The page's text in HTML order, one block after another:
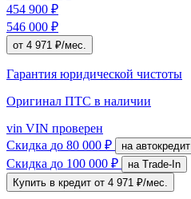
454 900 ₽
546 000 ₽
от 4 971 ₽/мес.
Гарантия юридической чистоты
Оригинал ПТС в наличии
vin VIN проверен
Скидка до 80 000 ₽ на автокредит
Скидка до 100 000 ₽
на Trade-In
Купить в кредит от 4 971 ₽/мес.